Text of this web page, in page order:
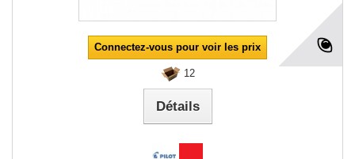
Connectez-vous pour voir les prix
12
Détails